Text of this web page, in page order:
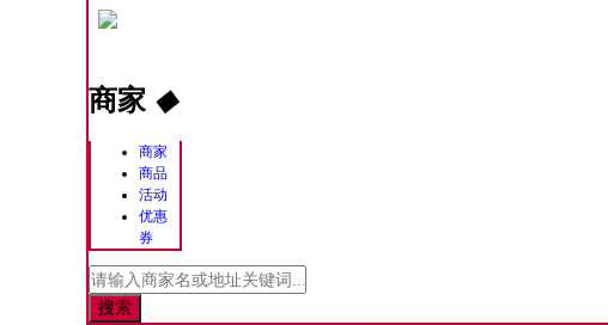
商家 ◆
商家
商品
活动
优惠
券